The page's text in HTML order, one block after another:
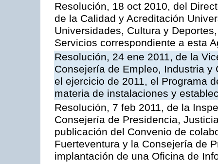
Resolución, 18 oct 2010, del
de la Calidad y Acreditación
Universidades, Cultura y
Servicios correspondiente a esta
Resolución, 24 ene 2011, de la
Consejería de Empleo, Industria
el ejercicio de 2011, el Programa
materia de instalaciones y
Resolución, 7 feb 2011, de la
Consejería de Presidencia,
publicación del Convenio de
Fuerteventura y la Consejería de
implantación de una Oficina de